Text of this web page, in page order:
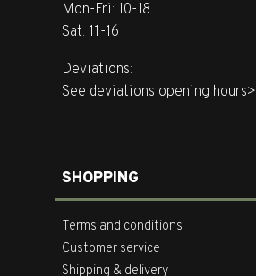
Mon-Fri: 10-18
Sat: 11-16
Deviations:
See deviations opening hours>
SHOPPING
Terms and conditions
Customer service
Shipping & delivery